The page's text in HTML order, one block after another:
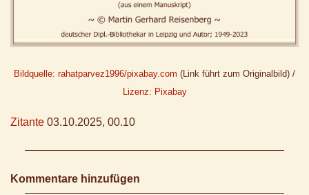
Bildquelle: rahatparvez1996/pixabay.com (Link führt zum Originalbild) /
Lizenz: Pixabay
Zitante 03.10.2025, 00.10
Kommentare hinzufügen